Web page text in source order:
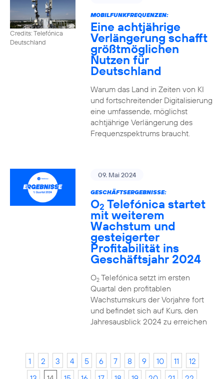
Credits: Telefónica
Deutschland
MOBILFUNKFREQUENZEN:
Eine achtjährige
Verlängerung schafft
größtmöglichen
Nutzen für
Deutschland
Warum das Land in Zeiten von KI
und fortschreitender Digitalisierung
eine umfassende, möglichst
achtjährige Verlängerung des
Frequenzspektrums braucht.
09. Mai 2024
GESCHÄFTSERGEBNISSE:
O2 Telefónica startet
mit weiterem
Wachstum und
gesteigerter
Profitabilität ins
Geschäftsjahr 2024
O2Telefónica setzt im ersten
Quartal den profitablen
Wachstumskurs der Vorjahre fort
und befindet sich auf Kurs, den
Jahresausblick 2024 zu erreichen
1 2 3 4 5 6 7 8 9 10 11
12